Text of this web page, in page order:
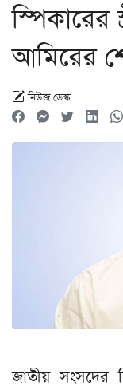
স্পিকারের
আমিরের
নিউজ ডেস্ক
জাতীয় সংসদের